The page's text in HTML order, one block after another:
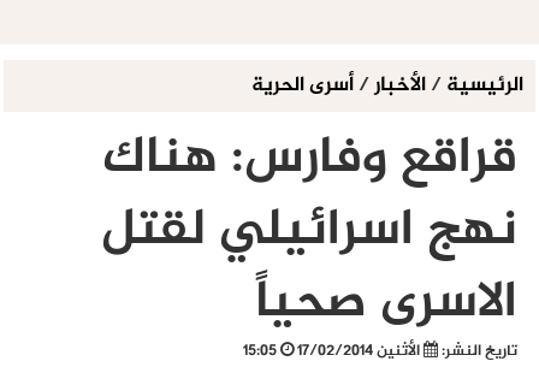
الرئيسية/الأخبار/أسرى الحرية
قراقع وفارس: هناك
نهج اسرائيلي لقتل
الاسرى صحياً
تاريخ النشر: الأثنين 17/02/2014